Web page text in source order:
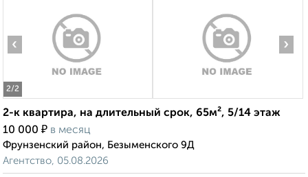
2/2
‹ ›
2-к квартира, на длительный срок, 65м², 5/14 этаж
10 000 ₽ в месяц
Фрунзенский район, Безыменского 9Д
Агентство, 05.08.2026